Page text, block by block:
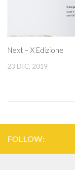
Next – X Edizione
23 DIC, 2019
FOLLOW: